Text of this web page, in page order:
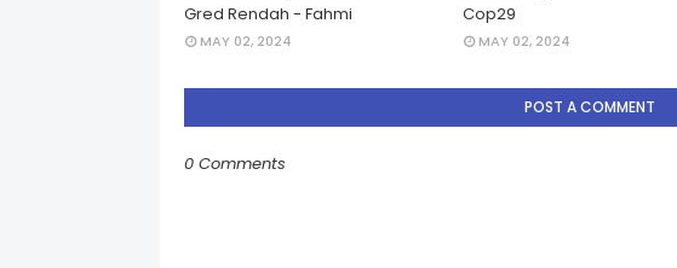
Gred Rendah - Fahmi
MAY 02, 2024
Cop29
MAY 02, 2024
POST A COMMENT
0 Comments